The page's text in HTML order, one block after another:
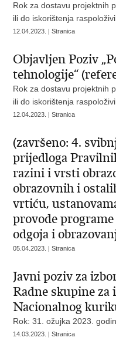
Rok za dostavu projektnih
ili do iskorištenja
12.04.2023. | Stranica
Objavljen Poziv
tehnologije“
Rok za dostavu projektnih
ili do iskorištenja
12.04.2023. | Stranica
(završeno: 4.
prijedloga
razini i vrsti
obrazovnih i
vrtiću,
provode
odgoja i
05.04.2023. | Stranica
Javni poziv za
Radne skupine
Nacionalnog
Rok: 31. ožujka 2023.
14.03.2023. | Stranica